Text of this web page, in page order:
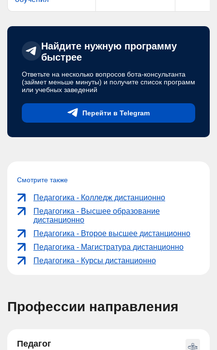
Найдите нужную программу
быстрее
Ответьте на несколько вопросов бота-консультанта
(займет меньше минуты) и получите список программ
или учебных заведений
Перейти в Telegram
Смотрите также
Педагогика - Колледж дистанционно
Педагогика - Высшее образование
дистанционно
Педагогика - Второе высшее дистанционно
Педагогика - Магистратура дистанционно
Педагогика - Курсы дистанционно
Профессии направления
Педагог